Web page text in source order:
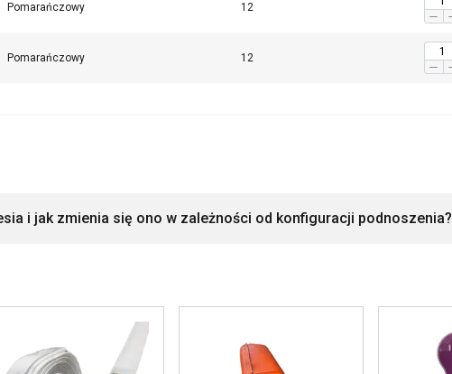
Pomarańczowy 12
Pomarańczowy 12
i jak zmienia się ono w zależności od konfiguracji podnoszenia?